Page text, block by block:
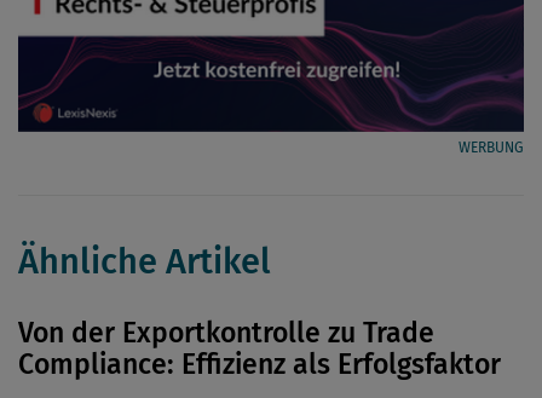
WERBUNG
Ähnliche Artikel
Von der Exportkontrolle zu Trade
Compliance: Effizienz als Erfolgsfaktor